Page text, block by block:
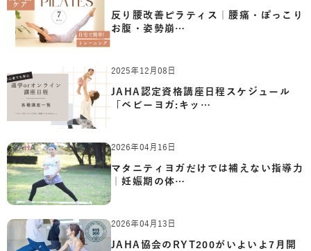
反り腰改善ピラティス｜腰痛・ぽっこり
お腹・姿勢崩…
2025年12月08日
JAHA認定資格講座日程スケジュール
「ベビーヨガ:キッ…
2026年04月16日
マタニティヨガだけでは補えない指導力
｜妊娠期の体…
2026年04月13日
JAHA協会のRYT200がいよいよ7月開